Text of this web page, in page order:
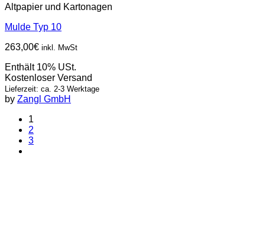
Altpapier und Kartonagen
Mulde Typ 10
263,00€ inkl. MwSt
Enthält 10% USt.
Kostenloser Versand
Lieferzeit: ca. 2-3 Werktage
by Zangl GmbH
1
2
3